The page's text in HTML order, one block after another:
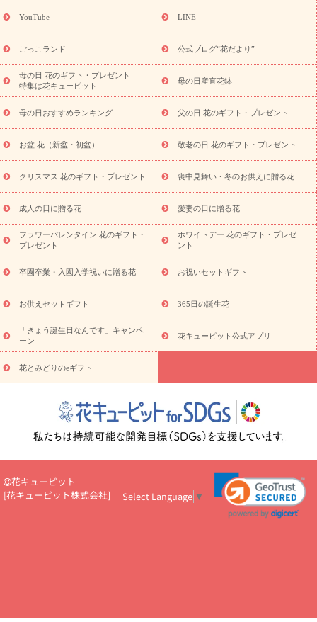
(トルコキキョウ)
9月の誕生花(リンドウ)
ら探す
お祝いの花特集 当日配達特急便 お祝い商品一覧
念日
結婚祝い 出産祝い 退院祝い・快気祝い
寿祝い
プチギフト ペットのお祝いフラワー
供え・お悔やみ商品一覧
お供え・お悔やみの花
四十九日法要以
お供え プリザーブドフラワー
ペットのお供えフラワー
お盆（新
盆・初盆）
その他 お祝い返し お見舞い
お取り寄せギフト
ビジネス用
ご自宅用 観葉植物 ミディ胡蝶蘭
プリザーブ
ドフラワー
スタイルから探す アレンジメント 花束
スタ
ンド花
お祝い お供え・お悔やみ 胡蝶蘭 胡蝶蘭・花鉢
ディ胡蝶蘭・お祝い
ミディ胡蝶蘭・お供え
世界初の青色胡蝶蘭
観葉植物
観葉植物 産直多肉植物
プリザーブドフラワー
お祝い
お供え・お悔やみ 花とセットギフト
セミオーダー
プチギフト（hanamore -ハナモア-）
花とみどりのeギフト
キューピットのeGfit
カラー ピンク イエローオレンジ
レッ
ド
お花の種類 トルコキキョウ
お祝い お祝い・3000円～ お祝い・4000円～
お祝い・
5000円～
お祝い・7000円～ お祝い・ 10000円～
お供え・お
悔やみ
円～
お供え・お悔やみ・
いのマナー
定年退職祝いのマナー
お祝いを贈るときのマナー・
花キューピットのお祝いコラム一覧
誕生日のお花を「色
彩心理学」で選ぶ方法
結婚祝いの予算相場
出産祝いお役立ち情
ール
新築引っ越し祝いコラム お祝い花のマナー総まとめ
職
場上司や先輩へ贈るお祝い花の正解は？
開店祝いの花 選び方ガイ
あり)
花キューピット×専門家 CO2排出量削減 / SDGsを考える
YouTube LINE
ごっこランド 公式ブログ“花だより”
母の日 花のギフト・プレゼント
特集は花キューピット
母の日産直花鉢
母の日おすすめランキング 父の日 花のギフト・プレゼント
お盆 花（新盆・初盆） 敬老の日 花のギフト・プレゼント
クリスマス 花のギフト・プレゼント 喪中見舞い・冬のお供えに贈る花
成人の日に贈る花 愛妻の日に贈る花
フラワーバレンタイン 花のギフト・
プレゼント
ホワイトデー 花のギフト・プレゼ
ント
卒園卒業・入園入学祝いに贈る花 お祝いセットギフト
お供えセットギフト 365日の誕生花
「きょう誕生日なんです」キャンペ
ーン
花キューピット公式アプリ
花とみどりのeギフト
花キューピット
[花キューピット株式会社] Select Language ▼